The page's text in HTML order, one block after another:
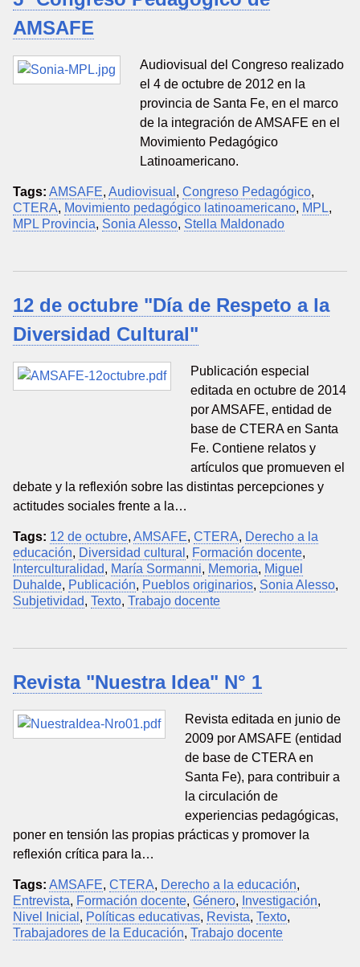
AMSAFE
Audiovisual del Congreso realizado
el 4 de octubre de 2012 en la
provincia de Santa Fe, en el marco
de la integración de AMSAFE en el
Movimiento Pedagógico
Latinoamericano.
Tags: AMSAFE, Audiovisual , Congreso Pedagógico,
CTERA, Movimiento pedagógico latinoamericano, MPL,
MPL Provincia, Sonia Alesso, Stella Maldonado
12 de octubre "Día de Respeto a la
Diversidad Cultural"
Publicación especial
editada en octubre de 2014
por AMSAFE, entidad de
base de CTERA en Santa
Fe. Contiene relatos y
artículos que promueven el
debate y la reflexión sobre las distintas percepciones y
actitudes sociales frente a la…
Tags: 12 de octubre, AMSAFE, CTERA, Derecho a la
educación, Diversidad cultural , Formación docente,
Interculturalidad, María Sormanni, Memoria, Miguel
Duhalde, Publicación, Pueblos originarios, Sonia Alesso,
Subjetividad, Texto, Trabajo docente
Revista "Nuestra Idea" N° 1
Revista editada en junio de
2009 por AMSAFE (entidad
de base de CTERA en
Santa Fe), para contribuir a
la circulación de
experiencias pedagógicas,
poner en tensión las propias prácticas y promover la
reflexión crítica para la…
Tags: AMSAFE, CTERA, Derecho a la educación,
Entrevista, Formación docente, Género, Investigación,
Nivel Inicial , Políticas educativas, Revista, Texto,
Trabajadores de la Educación, Trabajo docente